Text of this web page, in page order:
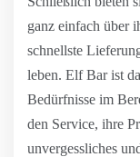
ganz einfach über
schnellste
leben. Elf Bar ist
Bedürfnisse im
den Service, ihre
unvergessliches